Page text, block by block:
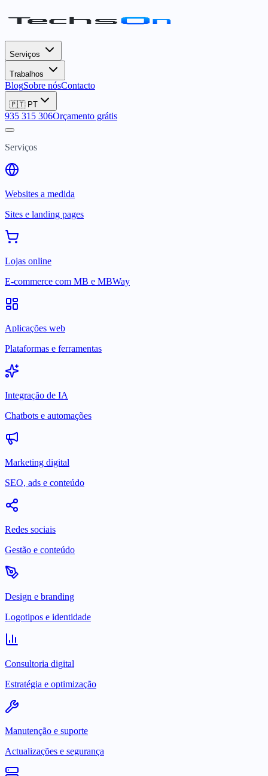
Serviços
Trabalhos
BlogSobre nósContacto
🇵🇹 PT
935 315 306Orçamento grátis
Serviços
Websites a medida
Sites e landing pages
Lojas online
E-commerce com MB e MBWay
Aplicações web
Plataformas e ferramentas
Integração de IA
Chatbots e automações
Marketing digital
SEO, ads e conteúdo
Redes sociais
Gestão e conteúdo
Design e branding
Logotipos e identidade
Consultoria digital
Estratégia e optimização
Manutenção e suporte
Actualizações e segurança